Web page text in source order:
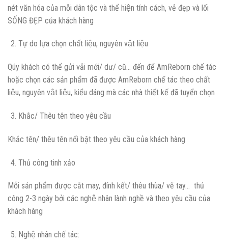
nét văn hóa của mỗi dân tộc và thể hiện tính cách, vẻ đẹp và lối
SỐNG ĐẸP của khách hàng
Tự do lựa chọn chất liệu, nguyên vật liệu
Qúy khách có thể gửi vải mới/ dư/ cũ… đến để AmReborn chế tác
hoặc chọn các sản phẩm đã được AmReborn chế tác theo chất
liệu, nguyên vật liệu, kiểu dáng mà các nhà thiết kế đã tuyển chọn
Khắc/ Thêu tên theo yêu cầu
Khắc tên/ thêu tên nổi bật theo yêu cầu của khách hàng
Thủ công tinh xảo
Mỗi sản phẩm được cắt may, đính kết/ thêu thùa/ vẽ tay… thủ
công 2-3 ngày bởi các nghệ nhân lành nghề và theo yêu cầu của
khách hàng
Nghệ nhân chế tác: